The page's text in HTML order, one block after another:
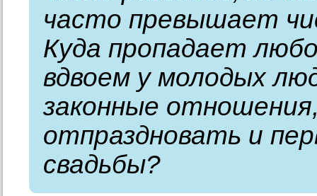
часто превышает
Куда пропадает
вдвоем у молодых
законные
отпраздновать и
свадьбы?